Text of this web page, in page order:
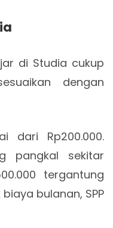
di Studia cukup
dengan
dari Rp200.000.
pangkal sekitar
tergantung
bulanan, SPP